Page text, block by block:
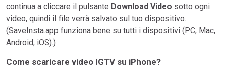
continua a cliccare il pulsante Download Video sotto ogni
video, quindi il file verrà salvato sul tuo dispositivo.
(SaveInsta.app funziona bene su tutti i dispositivi (PC, Mac,
Android, iOS).)
Come scaricare video IGTV su iPhone?